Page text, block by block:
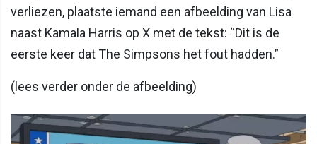
verliezen, plaatste iemand een afbeelding van Lisa
naast Kamala Harris op X met de tekst: “Dit is de
eerste keer dat The Simpsons het fout hadden.”
(lees verder onder de afbeelding)